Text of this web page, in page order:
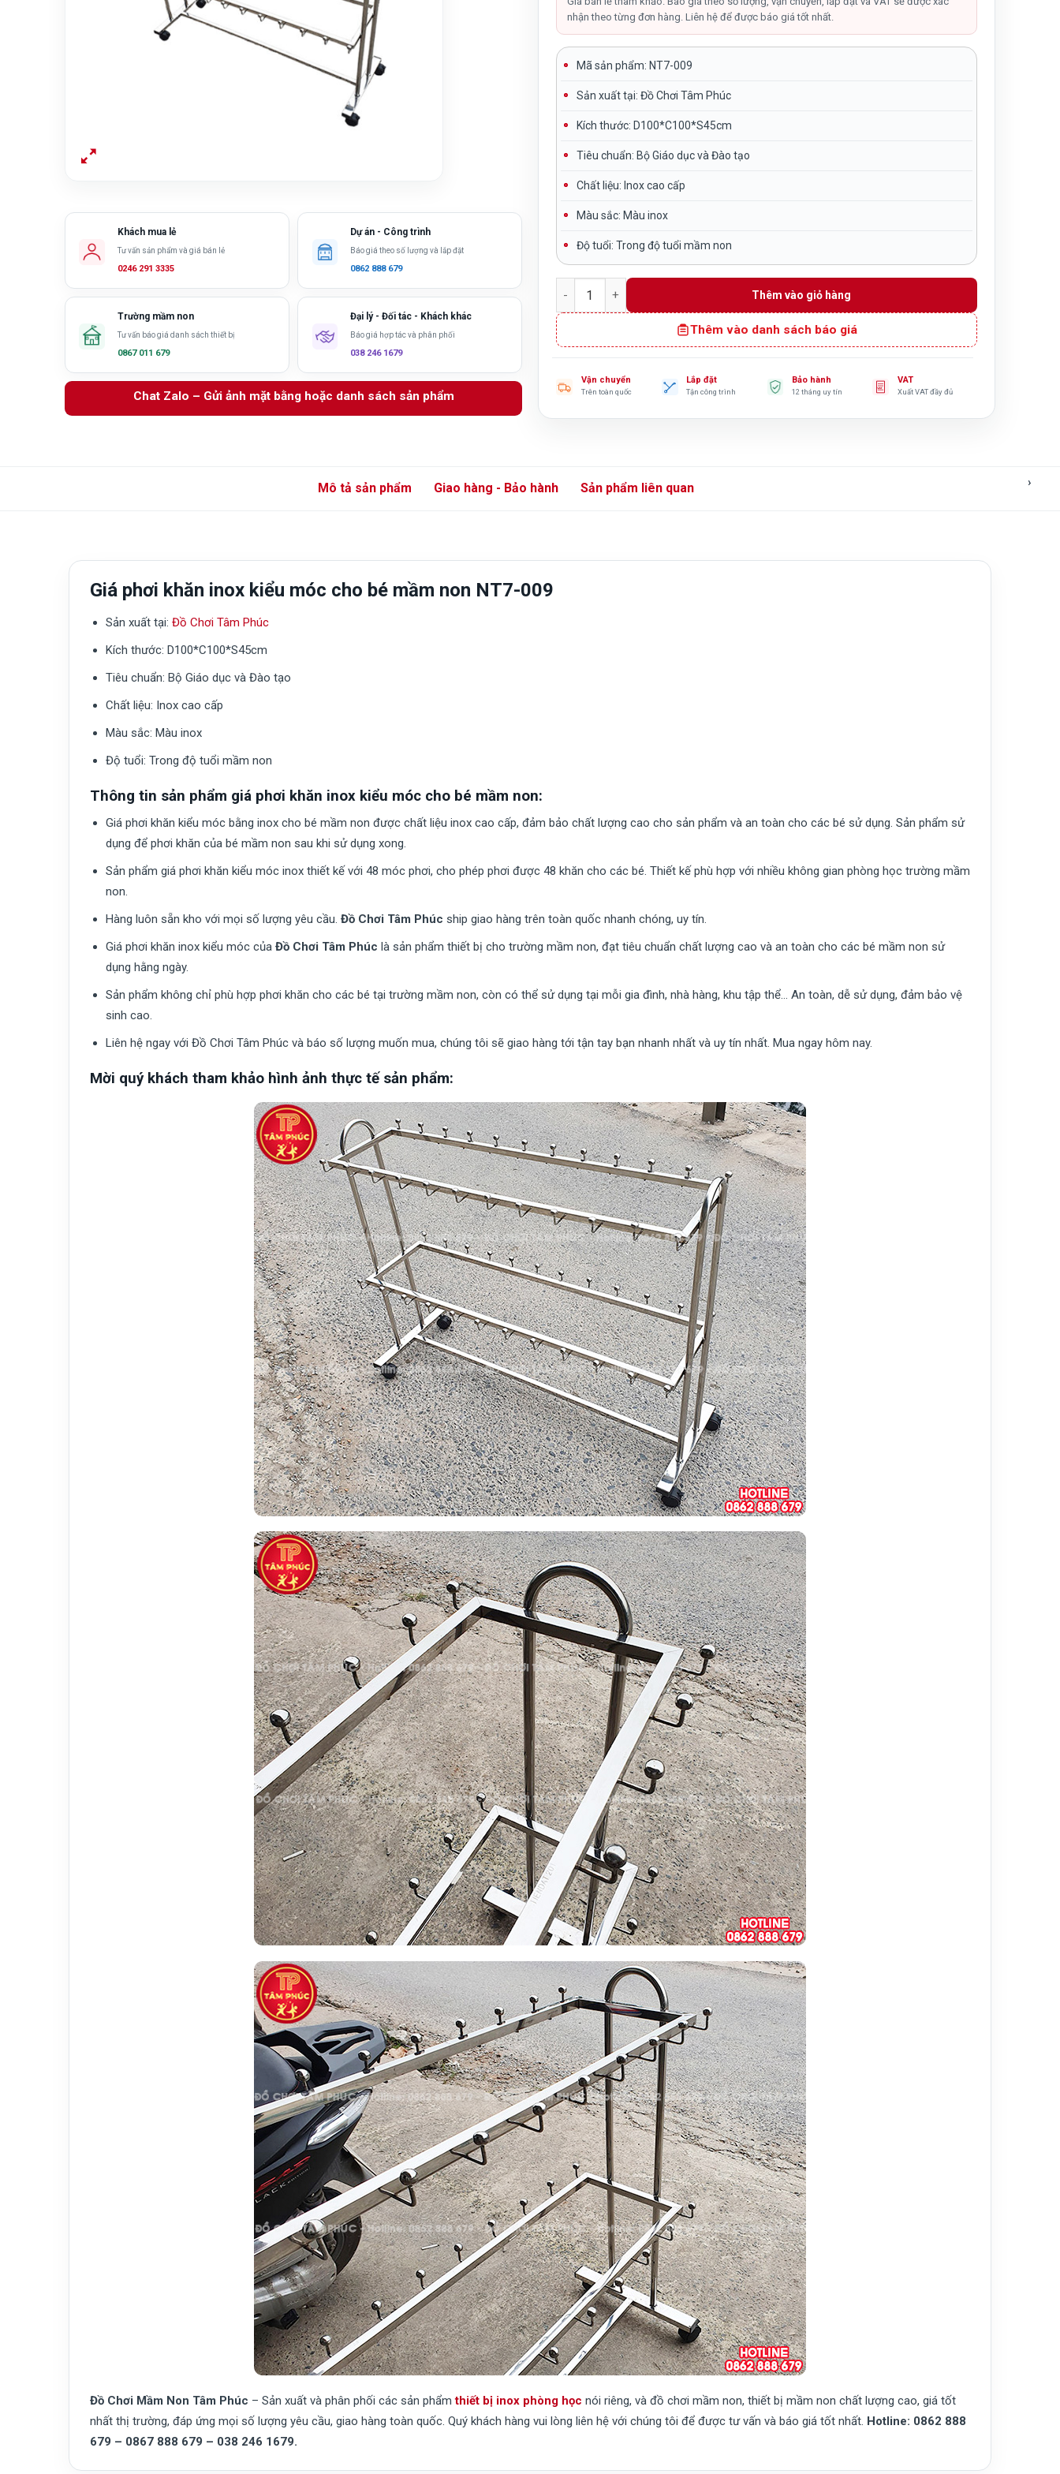
Khách mua lẻ
Tư vấn sản phẩm và giá bán lẻ
0246 291 3335
Dự án - Công trình
Báo giá theo số lượng và lắp đặt
0862 888 679
Trường mầm non
Tư vấn báo giá danh sách thiết bị
0867 011 679
Đại lý - Đối tác - Khách khác
Báo giá hợp tác và phân phối
038 246 1679
Chat Zalo – Gửi ảnh mặt bằng hoặc danh sách sản phẩm
750,000₫. là:
690,000₫.
nhận theo từng đơn hàng. Liên hệ để được báo giá tốt nhất.
Mã sản phẩm: NT7-009
Sản xuất tại: Đồ Chơi Tâm Phúc
Kích thước: D100*C100*S45cm
Tiêu chuẩn: Bộ Giáo dục và Đào tạo
Chất liệu: Inox cao cấp
Màu sắc: Màu inox
Độ tuổi: Trong độ tuổi mầm non
Giá phơi khăn inox kiểu móc cho bé mầm non NT7-009 số lượng
Thêm vào giỏ hàng
Thêm vào danh sách báo giá
Vận chuyển
Trên toàn quốc
Lắp đặt
Tận công trình
Bảo hành
12 tháng uy tín
VAT
Xuất VAT đầy đủ
Mô tả sản phẩm Giao hàng - Bảo hành Sản phẩm liên quan ›
Giá phơi khăn inox kiểu móc cho bé mầm non NT7-009
Sản xuất tại: Đồ Chơi Tâm Phúc
Kích thước: D100*C100*S45cm
Tiêu chuẩn: Bộ Giáo dục và Đào tạo
Chất liệu: Inox cao cấp
Màu sắc: Màu inox
Độ tuổi: Trong độ tuổi mầm non
Thông tin sản phẩm giá phơi khăn inox kiểu móc cho bé mầm non:
Giá phơi khăn kiểu móc bằng inox cho bé mầm non được chất liệu inox cao cấp, đảm bảo chất lượng cao cho sản phẩm và an toàn cho các bé sử dụng. Sản phẩm sử
dụng để phơi khăn của bé mầm non sau khi sử dụng xong.
Sản phẩm giá phơi khăn kiểu móc inox thiết kế với 48 móc phơi, cho phép phơi được 48 khăn cho các bé. Thiết kế phù hợp với nhiều không gian phòng học trường mầm
non.
Hàng luôn sẵn kho với mọi số lượng yêu cầu. Đồ Chơi Tâm Phúc ship giao hàng trên toàn quốc nhanh chóng, uy tín.
Giá phơi khăn inox kiểu móc của Đồ Chơi Tâm Phúc là sản phẩm thiết bị cho trường mầm non, đạt tiêu chuẩn chất lượng cao và an toàn cho các bé mầm non sử
dụng hằng ngày.
Sản phẩm không chỉ phù hợp phơi khăn cho các bé tại trường mầm non, còn có thể sử dụng tại mỗi gia đình, nhà hàng, khu tập thể… An toàn, dễ sử dụng, đảm bảo vệ
sinh cao.
Liên hệ ngay với Đồ Chơi Tâm Phúc và báo số lượng muốn mua, chúng tôi sẽ giao hàng tới tận tay bạn nhanh nhất và uy tín nhất. Mua ngay hôm nay.
Mời quý khách tham khảo hình ảnh thực tế sản phẩm:
Đồ Chơi Mầm Non Tâm Phúc – Sản xuất và phân phối các sản phẩmthiết bị inox phòng học nói riêng, và đồ chơi mầm non, thiết bị mầm non chất lượng cao, giá tốt
nhất thị trường, đáp ứng mọi số lượng yêu cầu, giao hàng toàn quốc. Quý khách hàng vui lòng liên hệ với chúng tôi để được tư vấn và báo giá tốt nhất. Hotline: 0862 888
679 – 0867 888 679 – 038 246 1679.